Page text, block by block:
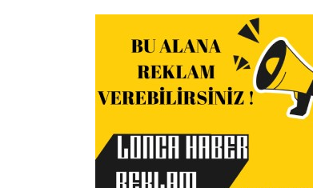
Siyasete İlişkin
Mesajlar
Hüseyin Avni
Mutlu’ya Anlamlı
Ziyaret